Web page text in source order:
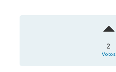
2
Votos